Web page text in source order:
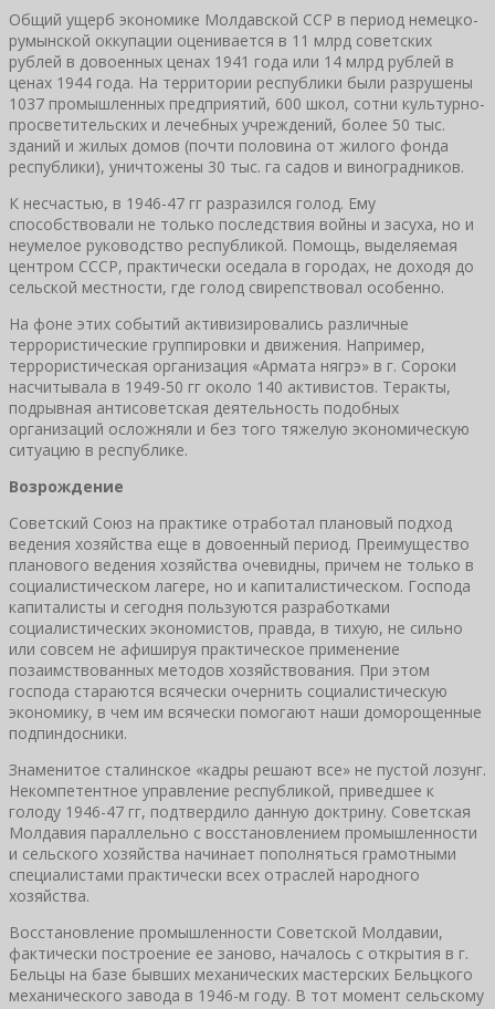
Общий ущерб экономике Молдавской ССР в период немецко-
румынской оккупации оценивается в 11 млрд советских
рублей в довоенных ценах 1941 года или 14 млрд рублей в
ценах 1944 года. На территории республики были разрушены
1037 промышленных предприятий, 600 школ, сотни культурно-
просветительских и лечебных учреждений, более 50 тыс.
зданий и жилых домов (почти половина от жилого фонда
республики), уничтожены 30 тыс. га садов и виноградников.
К несчастью, в 1946-47 гг разразился голод. Ему
способствовали не только последствия войны и засуха, но и
неумелое руководство республикой. Помощь, выделяемая
центром СССР, практически оседала в городах, не доходя до
сельской местности, где голод свирепствовал особенно.
На фоне этих событий активизировались различные
террористические группировки и движения. Например,
террористическая организация «Армата нягрэ» в г. Сороки
насчитывала в 1949-50 гг около 140 активистов. Теракты,
подрывная антисоветская деятельность подобных
организаций осложняли и без того тяжелую экономическую
ситуацию в республике.
Возрождение
Советский Союз на практике отработал плановый подход
ведения хозяйства еще в довоенный период. Преимущество
планового ведения хозяйства очевидны, причем не только в
социалистическом лагере, но и капиталистическом. Господа
капиталисты и сегодня пользуются разработками
социалистических экономистов, правда, в тихую, не сильно
или совсем не афишируя практическое применение
позаимствованных методов хозяйствования. При этом
господа стараются всячески очернить социалистическую
экономику, в чем им всячески помогают наши доморощенные
подпиндосники.
Знаменитое сталинское «кадры решают все» не пустой лозунг.
Некомпетентное управление республикой, приведшее к
голоду 1946-47 гг, подтвердило данную доктрину. Советская
Молдавия параллельно с восстановлением промышленности
и сельского хозяйства начинает пополняться грамотными
специалистами практически всех отраслей народного
хозяйства.
Восстановление промышленности Советской Молдавии,
фактически построение ее заново, началось с открытия в г.
Бельцы на базе бывших механических мастерских Бельцкого
механического завода в 1946-м году. В тот момент сельскому